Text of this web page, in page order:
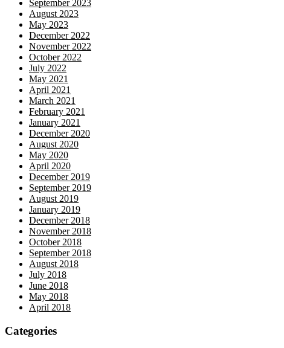
September 2023
August 2023
May 2023
December 2022
November 2022
October 2022
July 2022
May 2021
April 2021
March 2021
February 2021
January 2021
December 2020
August 2020
May 2020
April 2020
December 2019
September 2019
August 2019
January 2019
December 2018
November 2018
October 2018
September 2018
August 2018
July 2018
June 2018
May 2018
April 2018
Categories